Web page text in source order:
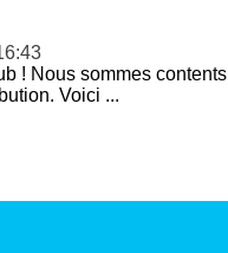
! Nous sommes contents
Voici ...